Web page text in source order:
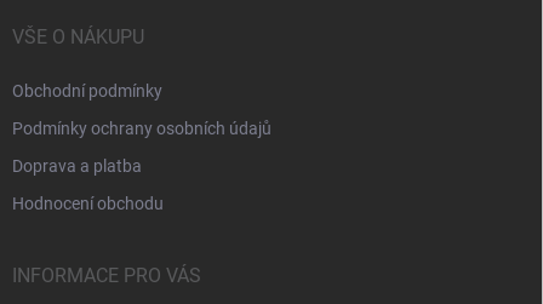
VŠE O NÁKUPU
Obchodní podmínky
Podmínky ochrany osobních údajů
Doprava a platba
Hodnocení obchodu
INFORMACE PRO VÁS